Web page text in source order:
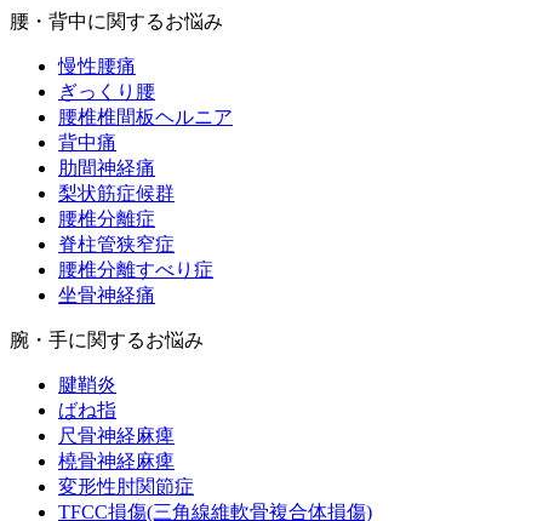
腰・背中に関するお悩み
慢性腰痛
ぎっくり腰
腰椎椎間板ヘルニア
背中痛
肋間神経痛
梨状筋症候群
腰椎分離症
脊柱管狭窄症
腰椎分離すべり症
坐骨神経痛
腕・手に関するお悩み
腱鞘炎
ばね指
尺骨神経麻痺
橈骨神経麻痺
変形性肘関節症
TFCC損傷(三角線維軟骨複合体損傷)